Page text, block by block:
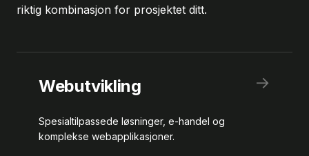
riktig kombinasjon for prosjektet ditt.
Webutvikling →
Spesialtilpassede løsninger, e-handel og
komplekse webapplikasjoner.